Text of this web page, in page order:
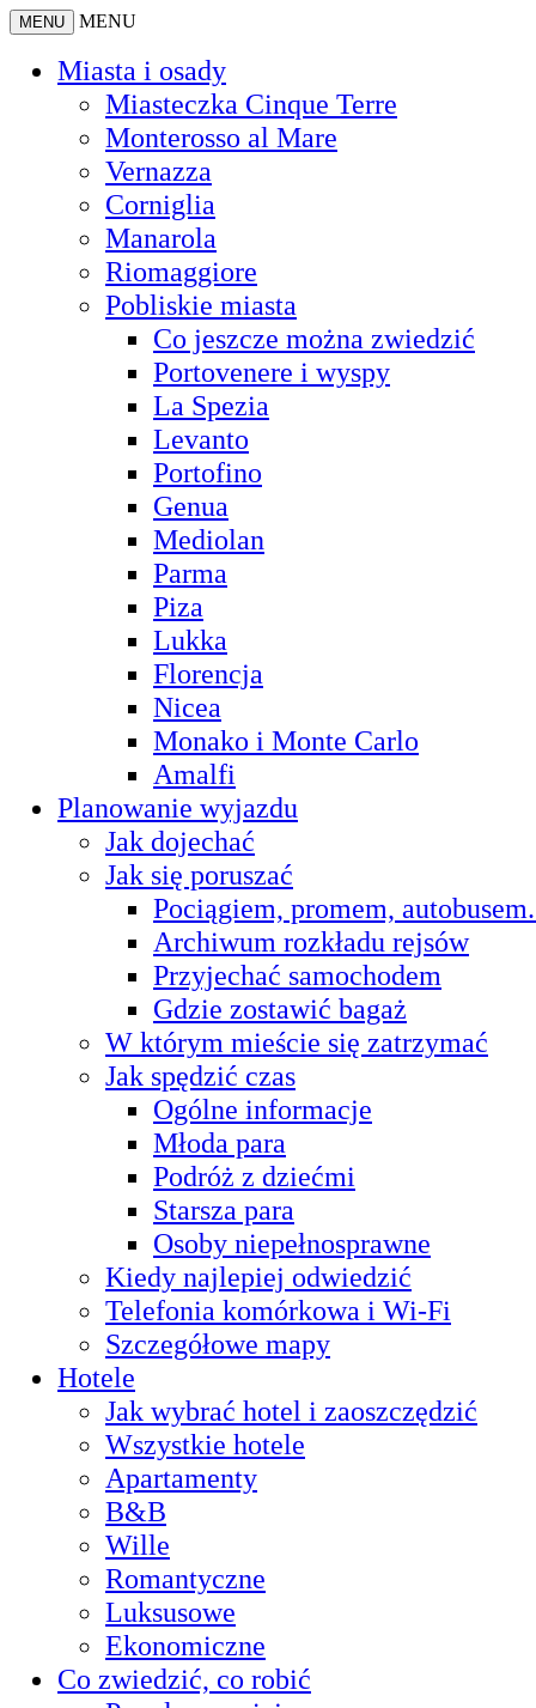
MENU MENU
Miasta i osady
Miasteczka Cinque Terre
Monterosso al Mare
Vernazza
Corniglia
Manarola
Riomaggiore
Pobliskie miasta
Co jeszcze można zwiedzić
Portovenere i wyspy
La Spezia
Levanto
Portofino
Genua
Mediolan
Parma
Piza
Lukka
Florencja
Nicea
Monako i Monte Carlo
Amalfi
Planowanie wyjazdu
Jak dojechać
Jak się poruszać
Pociągiem, promem,
Archiwum rozkładu rejsów
Przyjechać samochodem
Gdzie zostawić bagaż
W którym mieście się zatrzymać
Jak spędzić czas
Ogólne informacje
Młoda para
Podróż z dziećmi
Starsza para
Osoby niepełnosprawne
Kiedy najlepiej odwiedzić
Telefonia komórkowa i Wi-Fi
Szczegółowe mapy
Hotele
Jak wybrać hotel i zaoszczędzić
Wszystkie hotele
Apartamenty
B&B
Wille
Romantyczne
Luksusowe
Ekonomiczne
Co zwiedzić, co robić